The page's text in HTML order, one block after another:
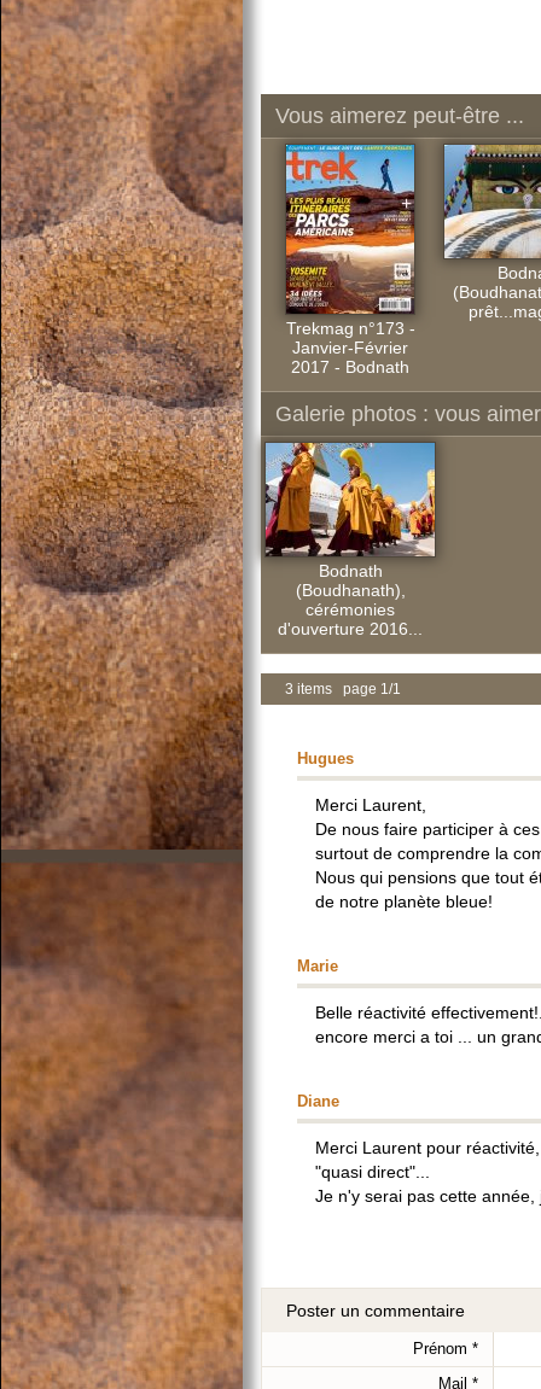
Vous aimerez peut-être ...
Trekmag n°173 -
Janvier-Février
2017 - Bodnath
Galerie photos : vous
Bodnath
(Boudhanath),
cérémonies
d'ouverture 2016...
3 items page 1/1
Hugues
Merci Laurent,
De nous faire participer à
surtout de comprendre la
Nous qui pensions que tout
de notre planète bleue!
Marie
Belle réactivité
encore merci a toi ... un
Diane
Merci Laurent pour
"quasi direct"...
Je n'y serai pas cette
Poster un commentaire
Prénom *
Mail *